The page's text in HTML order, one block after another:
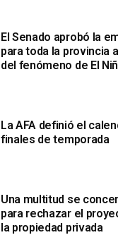
El Senado aprobó la
para toda la provincia
del fenómeno de El
La AFA definió el
finales de temporada
Una multitud se
para rechazar el
la propiedad privada